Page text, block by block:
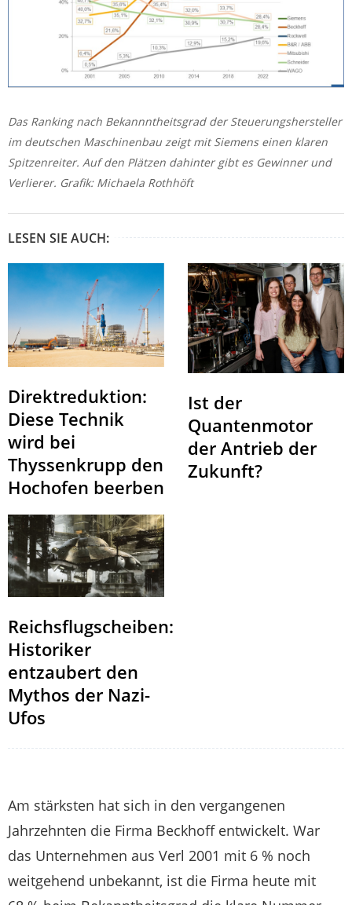
Das Ranking nach Bekannntheitsgrad der Steuerungshersteller
im deutschen Maschinenbau zeigt mit Siemens einen klaren
Spitzenreiter. Auf den Plätzen dahinter gibt es Gewinner und
Verlierer. Grafik: Michaela Rothhöft
LESEN SIE AUCH:
Direktreduktion:
Diese Technik
wird bei
Thyssenkrupp den
Hochofen beerben
Ist der
Quantenmotor
der Antrieb der
Zukunft?
Reichsflugscheiben:
Historiker
entzaubert den
Mythos der Nazi-
Ufos
Am stärksten hat sich in den vergangenen
Jahrzehnten die Firma Beckhoff entwickelt. War
das Unternehmen aus Verl 2001 mit 6 % noch
weitgehend unbekannt, ist die Firma heute mit